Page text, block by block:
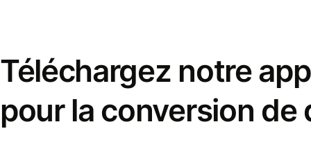
Téléchargez notre
pour la conversion de